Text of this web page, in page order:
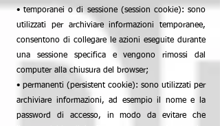
• temporanei o di sessione (session cookie): sono
utilizzati per archiviare informazioni temporanee,
consentono di collegare le azioni eseguite durante
una sessione specifica e vengono rimossi dal
computer alla chiusura del browser;
• permanenti (persistent cookie): sono utilizzati per
archiviare informazioni, ad esempio il nome e la
password di accesso, in modo da evitare che